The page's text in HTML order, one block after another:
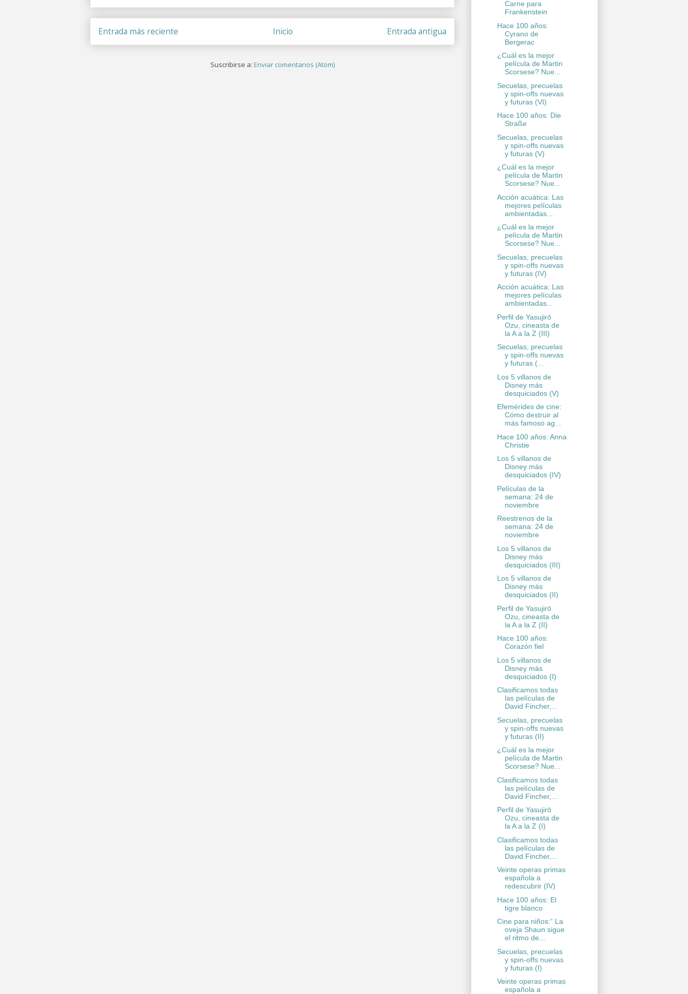
Entrada más reciente Entrada antigua
Inicio
Suscribirse a: Enviar comentarios (Atom)
Carne para
Frankenstein
Hace 100 años:
Cyrano de
Bergerac
¿Cuál es la mejor
película de Martin
Scorsese? Nue...
Secuelas, precuelas
y spin-offs nuevas
y futuras (VI)
Hace 100 años: Die
Straße
Secuelas, precuelas
y spin-offs nuevas
y futuras (V)
¿Cuál es la mejor
película de Martin
Scorsese? Nue...
Acción acuática: Las
mejores películas
ambientadas...
¿Cuál es la mejor
película de Martin
Scorsese? Nue...
Secuelas, precuelas
y spin-offs nuevas
y futuras (IV)
Acción acuática: Las
mejores películas
ambientadas...
Perfil de Yasujirō
Ozu, cineasta de
la A a la Z (III)
Secuelas, precuelas
y spin-offs nuevas
y futuras (...
Los 5 villanos de
Disney más
desquiciados (V)
Efemérides de cine:
Cómo destruir al
más famoso ag...
Hace 100 años: Anna
Christie
Los 5 villanos de
Disney más
desquiciados (IV)
Películas de la
semana: 24 de
noviembre
Reestrenos de la
semana: 24 de
noviembre
Los 5 villanos de
Disney más
desquiciados (III)
Los 5 villanos de
Disney más
desquiciados (II)
Perfil de Yasujirō
Ozu, cineasta de
la A a la Z (II)
Hace 100 años:
Corazón fiel
Los 5 villanos de
Disney más
desquiciados (I)
Clasificamos todas
las películas de
David Fincher,...
Secuelas, precuelas
y spin-offs nuevas
y futuras (II)
¿Cuál es la mejor
película de Martin
Scorsese? Nue...
Clasificamos todas
las películas de
David Fincher,...
Perfil de Yasujirō
Ozu, cineasta de
la A a la Z (I)
Clasificamos todas
las películas de
David Fincher,...
Veinte operas primas
española a
redescubrir (IV)
Hace 100 años: El
tigre blanco
Cine para niños:“ La
oveja Shaun sigue
el ritmo de...
Secuelas, precuelas
y spin-offs nuevas
y futuras (I)
Veinte operas primas
española a